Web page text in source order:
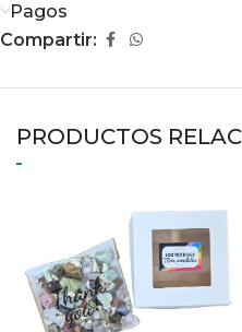
Pagos
Compartir:
PRODUCTOS